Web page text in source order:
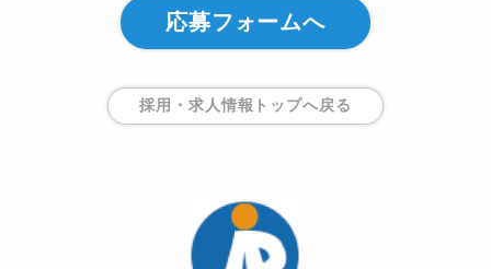
応募フォームへ
採用・求人情報トップへ戻る